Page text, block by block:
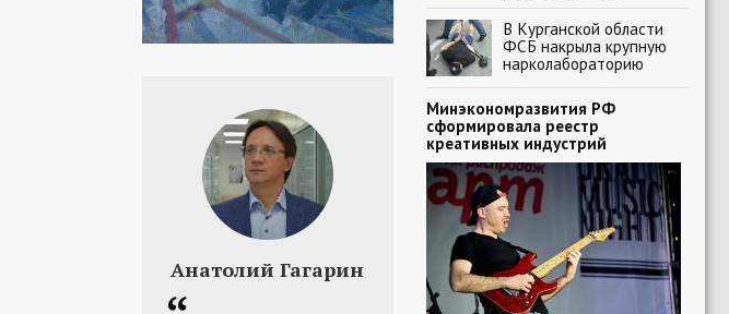
Анатолий Гагарин
В Курганской области
ФСБ накрыла крупную
нарколабораторию
Минэкономразвития РФ
сформировала реестр
креативных индустрий